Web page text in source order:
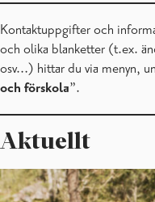
Kontaktuppgifter och
och olika blanketter (t.ex.
osv…) hittar du via menyn,
och förskola”.
Aktuellt